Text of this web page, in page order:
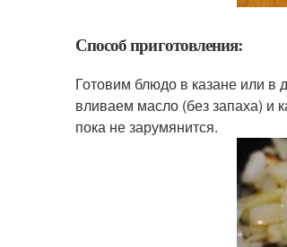
Способ приготовления:
Готовим блюдо в казане или в
вливаем масло (без запаха) и
пока не зарумянится.